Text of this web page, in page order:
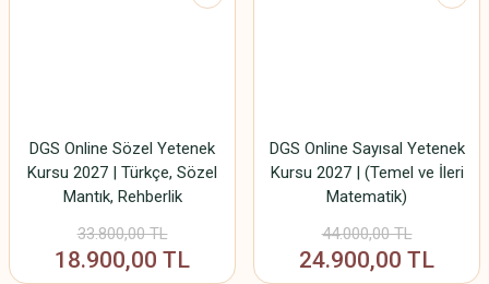
DGS Online Sözel Yetenek
Kursu 2027 | Türkçe, Sözel
Mantık, Rehberlik
33.800,00 TL
18.900,00 TL
DGS Online Sayısal Yetenek
Kursu 2027 | (Temel ve İleri
Matematik)
44.000,00 TL
24.900,00 TL